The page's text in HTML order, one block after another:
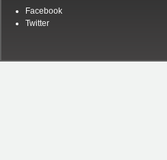
Facebook
Twitter